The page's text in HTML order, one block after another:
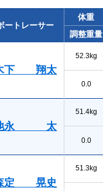
ートレーサー
体重
調整重量
下 翔太
52.3kg
0.0
永 太
51.4kg
0.0
定 晃史
51.3kg